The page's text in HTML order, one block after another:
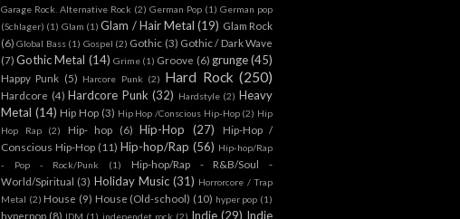
Garage Rock. Alternative Rock (2) German Pop (1) German pop
(Schlager) (1) Glam (1) Glam / Hair Metal (19) Glam Rock
(6) Global Bass (1) Gospel (2) Gothic (3) Gothic / Dark Wave
(7) Gothic Metal (14) Grime (1) Groove (6) grunge (45)
Happy Punk (5) Harcore Punk (2) Hard Rock (250)
Hardcore (4) Hardcore Punk (32) Hardstyle (2) Heavy
Metal (14) Hip Hop (3) Hip Hop /Conscious Hip-Hop (2) Hip
Hop Rap
(2) Hip- hop (6) Hip-Hop (27)
Hip-Hop /
Conscious Hip-Hop (11) Hip-hop/Rap (56) Hip-hop/Rap
- Pop - Rock/Punk
(1)
Hip-hop/Rap - R&B/Soul -
World/Spiritual (3) Holiday Music (31) Horrorcore / Trap
Metal (2) House (9) House (Old-school) (10) hyper pop (1)
hyperpop (8) IDM (1) independet rock (2) Indie (29) Indie